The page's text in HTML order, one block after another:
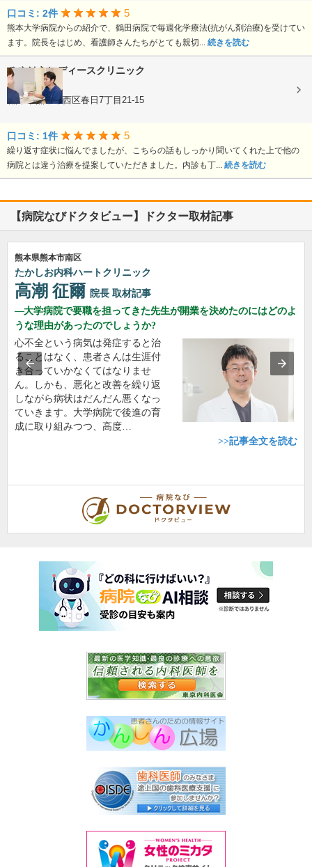
口コミ: 2件 5
熊本大学病院からの紹介で、鶴田病院で毎週化学療法(抗がん剤治療)を受けてい
ます。院長をはじめ、看護師さんたちがとても親切... 続きを読む
みやはらレディースクリニック
婦人科
熊本県熊本市西区春日7丁目21-15
口コミ: 1件 5
繰り返す症状に悩んでましたが、こちらの話もしっかり聞いてくれた上で他の
病院とは違う治療を提案していただきました。内診も丁... 続きを読む
【病院なびドクタビュー】ドクター取材記事
熊本県熊本市南区
たかしお内科ハートクリニック
高潮 征爾 院長 取材記事
大学病院で要職を担ってきた先生が開業を決めたのにはどのよ
うな理由があったのでしょうか?
心不全という病気は発症すると治
ることはなく、患者さんは生涯付
き合っていかなくてはなりませ
ん。しかも、悪化と改善を繰り返
しながら病状はだんだん悪くなっ
ていきます。大学病院で後進の育
成に取り組みつつ、高度…
>>記事全文を読む